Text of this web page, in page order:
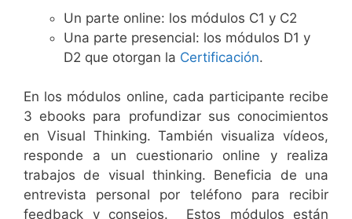
Un parte online: los módulos C1 y C2
Una parte presencial: los módulos D1 y
D2 que otorgan la Certificación.
En los módulos online, cada participante recibe
3 ebooks para profundizar sus conocimientos
en Visual Thinking. También visualiza vídeos,
responde a un cuestionario online y realiza
trabajos de visual thinking. Beneficia de una
entrevista personal por teléfono para recibir
feedback y consejos. Estos módulos están